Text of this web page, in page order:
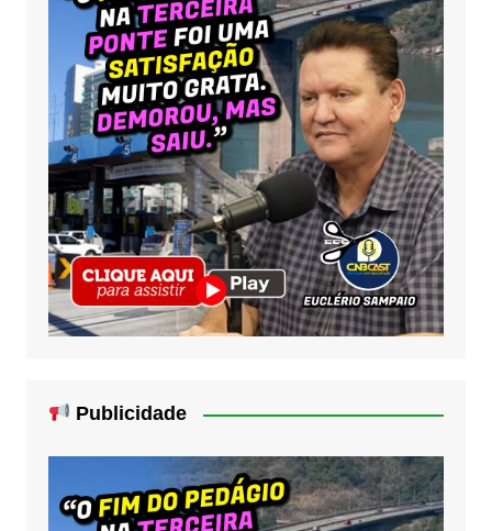
Publicidade